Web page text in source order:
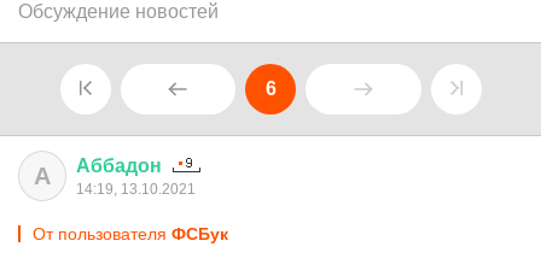
Обсуждение новостей
6
А Аббадон
14:19, 13.10.2021
От пользователя ФСБук